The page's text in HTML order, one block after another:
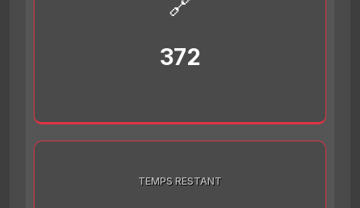
🔗
372
TEMPS RESTANT